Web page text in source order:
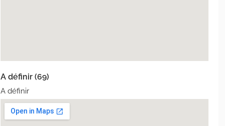
A définir (69)
A définir